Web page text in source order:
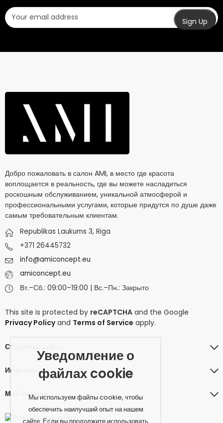
Добро пожаловать в салон AMI, в место где красота
воплощается в реальность, где вы можете насладиться
роскошным обслуживанием, уникальной атмосферой и
профессиональными услугами, которые придутся по душе даже
самым требовательным клиентам.
Republikas Laukums 3, Riga
+371 26445732
info@amiconcept.eu
amiconcept.eu
Вт.–Сб.: 09:00–19:00 | Вс.–Пн.: Закрыто
This site is protected by reCAPTCHA and the Google
Privacy Policyand Terms of Service apply.
Страницы сайта
Информация
Мой Аккаунт
Уведомление о
файлах cookie
Мы используем файлы cookie, чтобы
обеспечить наилучший опыт на нашем